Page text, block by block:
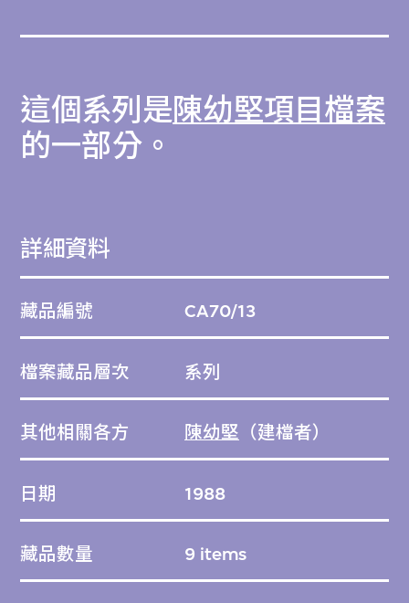
這個系列是陳幼堅項目檔案
的一部分。
詳細資料
藏品編號 CA70/13
檔案藏品層次 系列
其他相關各方 陳幼堅 （建檔者）
日期 1988
藏品數量 9 items